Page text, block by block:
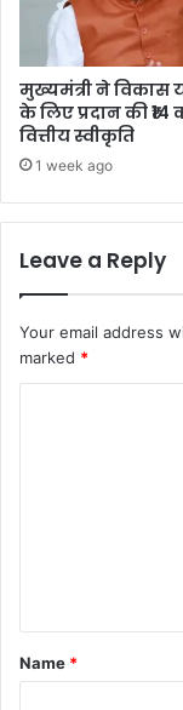
मुख्यमंत्री ने विकास
के लिए प्रदान की ₹14
वित्तीय स्वीकृति
1 week ago
Leave a Reply
Your email address
marked *
*
Name *